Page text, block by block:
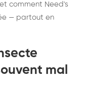
comment Need's
— partout en
mal